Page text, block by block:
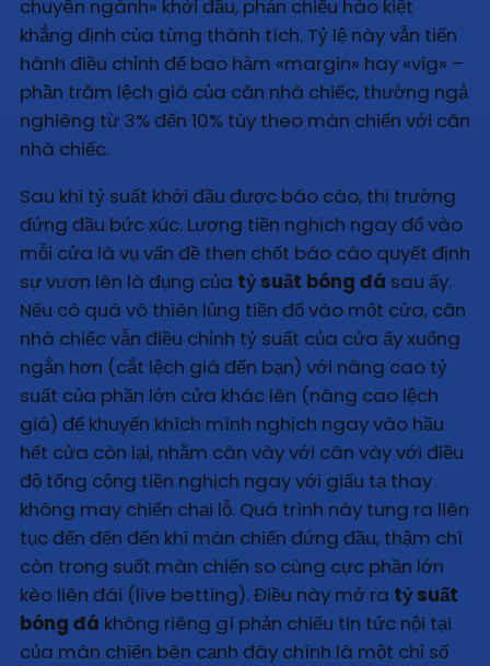
chuyên ngành» khởi đầu, phản chiếu hào kiệt
khẳng định của từng thành tích. Tỷ lệ này vẫn tiến
hành điều chỉnh để bao hàm «margin» hay «vig» –
phần trăm lệch giá của căn nhà chiếc, thường ngả
nghiêng từ 3% đến 10% tùy theo màn chiến với căn
nhà chiếc.
Sau khi tỷ suất khởi đầu được báo cáo, thị trường
đứng đầu bức xúc. Lượng tiền nghịch ngay đổ vào
mỗi cửa là vụ vấn đề then chốt báo cáo quyết định
sự vươn lên là đụng của tỷ suất bóng đá sau ấy.
Nếu có quá vô thiên lủng tiền đổ vào một cửa, căn
nhà chiếc vẫn điều chỉnh tỷ suất của cửa ấy xuống
ngắn hơn (cắt lệch giá đến bạn) với nâng cao tỷ
suất của phần lớn cửa khác lên (nâng cao lệch
giá) để khuyến khích mình nghịch ngay vào hầu
hết cửa còn lại, nhằm cân vày với cân vày với điều
độ tổng cộng tiền nghịch ngay với giấu tạ thay
không may chiến chại lỗ. Quá trình này tung ra liên
tục đến đến đến khi màn chiến đứng đầu, thậm chí
còn trong suốt màn chiến so cùng cực phần lớn
kèo liên đái (live betting). Điều này mở ra tỷ suất
bóng đá không riêng gì phản chiếu tin tức nội tại
của màn chiến bên cạnh đây chính là một chỉ số